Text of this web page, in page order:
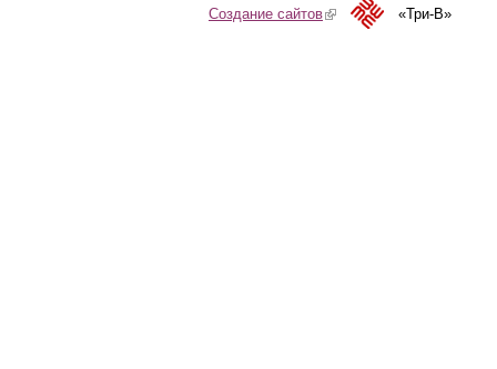
Создание сайтов(link is external)«Три-В»